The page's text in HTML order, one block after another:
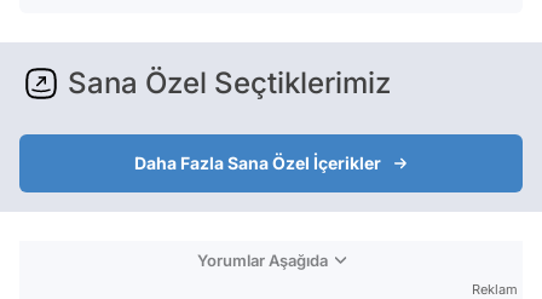
Sana Özel Seçtiklerimiz
Daha Fazla Sana Özel İçerikler
Yorumlar Aşağıda
Reklam